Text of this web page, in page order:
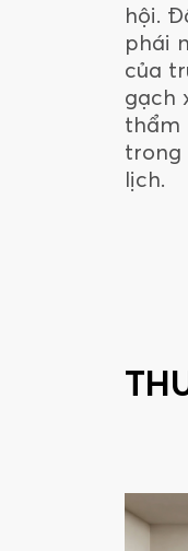
hội.
phái
của
gạch
thẩm
trong
lịch.